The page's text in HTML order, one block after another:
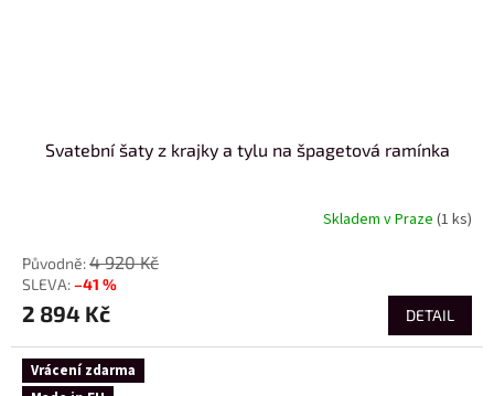
Svatební šaty z krajky a tylu na špagetová ramínka
Skladem v Praze (1 ks)
4 920 Kč
–41 %
2 894 Kč DETAIL
Vrácení zdarma